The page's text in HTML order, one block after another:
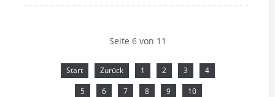
Seite 6 von 11
Start Zurück 1 2 3 4
5 6 7 8 9 10